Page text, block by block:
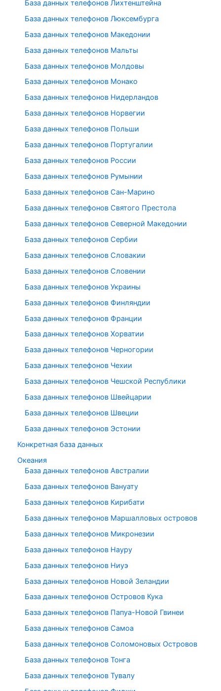
База данных телефонов Лихтенштейна
База данных телефонов Люксембурга
База данных телефонов Македонии
База данных телефонов Мальты
База данных телефонов Молдовы
База данных телефонов Монако
База данных телефонов Нидерландов
База данных телефонов Норвегии
База данных телефонов Польши
База данных телефонов Португалии
База данных телефонов России
База данных телефонов Румынии
База данных телефонов Сан-Марино
База данных телефонов Святого Престола
База данных телефонов Северной Македонии
База данных телефонов Сербии
База данных телефонов Словакии
База данных телефонов Словении
База данных телефонов Украины
База данных телефонов Финляндии
База данных телефонов Франции
База данных телефонов Хорватии
База данных телефонов Черногории
База данных телефонов Чехии
База данных телефонов Чешской Республики
База данных телефонов Швейцарии
База данных телефонов Швеции
База данных телефонов Эстонии
Конкретная база данных
Океания
База данных телефонов Австралии
База данных телефонов Вануату
База данных телефонов Кирибати
База данных телефонов Маршалловых островов
База данных телефонов Микронезии
База данных телефонов Науру
База данных телефонов Ниуэ
База данных телефонов Новой Зеландии
База данных телефонов Островов Кука
База данных телефонов Папуа-Новой Гвинеи
База данных телефонов Самоа
База данных телефонов Соломоновых Островов
База данных телефонов Тонга
База данных телефонов Тувалу